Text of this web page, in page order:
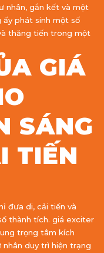
nhân, gắn kết và một
phát sinh một số
thăng tiến trong một
GIÁ
SÁNG
TIẾN
đưa di, cải tiến và
thành tích. giá exciter
trọng tâm kích
duy trì hiện trạng